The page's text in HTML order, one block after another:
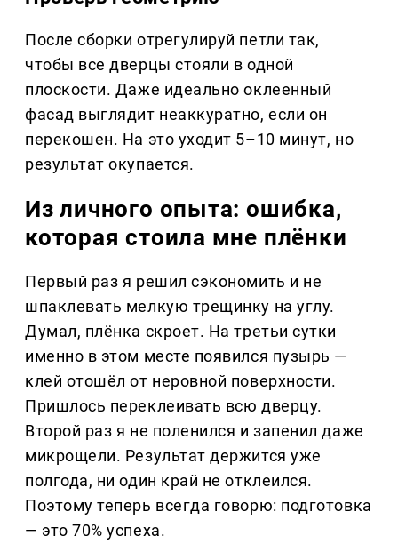
После сборки отрегулируй петли так,
чтобы все дверцы стояли в одной
плоскости. Даже идеально оклеенный
фасад выглядит неаккуратно, если он
перекошен. На это уходит 5–10 минут, но
результат окупается.
Из личного опыта: ошибка,
которая стоила мне плёнки
Первый раз я решил сэкономить и не
шпаклевать мелкую трещинку на углу.
Думал, плёнка скроет. На третьи сутки
именно в этом месте появился пузырь —
клей отошёл от неровной поверхности.
Пришлось переклеивать всю дверцу.
Второй раз я не поленился и запенил даже
микрощели. Результат держится уже
полгода, ни один край не отклеился.
Поэтому теперь всегда говорю: подготовка
— это 70% успеха.